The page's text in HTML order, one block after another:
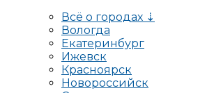
Всё о городах ⇣
Вологда
Екатеринбург
Ижевск
Красноярск
Новороссийск